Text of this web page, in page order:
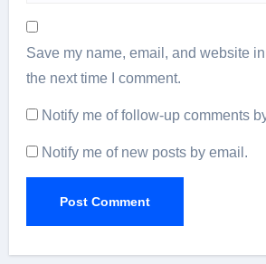
Save my name, email, and website
the next time I comment.
Notify me of follow-up comments
Notify me of new posts by email.